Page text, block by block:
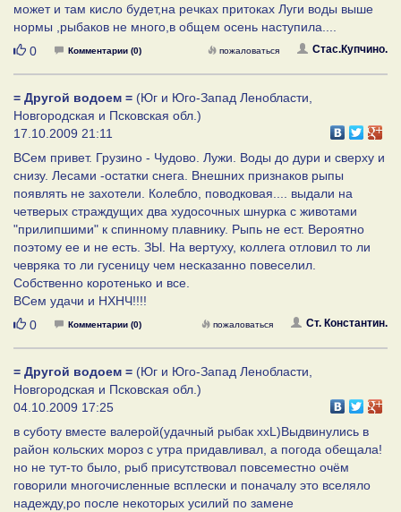
может и там кисло будет,на речках притоках Луги воды выше
нормы ,рыбаков не много,в общем осень наступила....
Нравится
0 Комментарии (0) Стас.Купчино.
пожаловаться
= Другой водоем = (Юг и Юго-Запад Ленобласти,
Новгородская и Псковская обл.)
17.10.2009 21:11
ВСем привет. Грузино - Чудово. Лужи. Воды до дури и сверху и
снизу. Лесами -остатки снега. Внешних признаков рыпы
появлять не захотели. Колебло, поводковая.... выдали на
четверых страждущих два худосочных шнурка с животами
"прилипшими" к спинному плавнику. Рыпь не ест. Вероятно
поэтому ее и не есть. ЗЫ. На вертуху, коллега отловил то ли
чевряка то ли гусеницу чем несказанно повеселил.
Собственно коротенько и все.
ВСем удачи и НХНЧ!!!!
Нравится
0 Комментарии (0) Ст. Константин.
пожаловаться
= Другой водоем = (Юг и Юго-Запад Ленобласти,
Новгородская и Псковская обл.)
04.10.2009 17:25
в суботу вместе валерой(удачный рыбак ххL)Выдвинулись в
район кольских мороз с утра придавливал, а погода обещала!
но не тут-то было, рыб присутствовал повсеместно очём
говорили многочисленные всплески и поначалу это вселяло
надежду,ро после некоторых усилий по замене